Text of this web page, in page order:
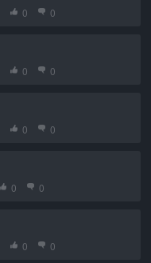
0 0
0 0
0 0
0 0
0 0